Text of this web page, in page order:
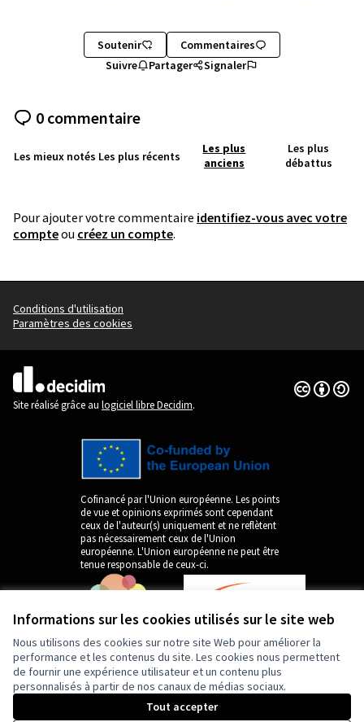
Informations sur les cookies utilisés sur le site web
Nous utilisons des cookies sur notre site Web pour améliorer la
performance et les contenus du site. Les cookies nous permettent
de fournir une expérience utilisateur et un contenu plus
personnalisés à partir de nos canaux de médias sociaux.
Tout accepter
Soutenir
Commentaires
Suivre
Partager Signaler
0 commentaire
Les mieux notés Les plus récents
Les plus
anciens
Les plus
débattus
Pour ajouter votre commentaire identifiez-vous avec votre
compteou créez un compte.
Conditions d'utilisation
Paramètres des cookies
(Lien externe)
Site réalisé grâce au logiciel libre Decidim.
Licence
(Lien
Cofinancé par l'Union européenne. Les points
de vue et opinions exprimés sont cependant
ceux de l'auteur(s) uniquement et ne reflètent
pas nécessairement ceux de l'Union
européenne. L'Union européenne ne peut être
tenue responsable de ceux-ci.
by